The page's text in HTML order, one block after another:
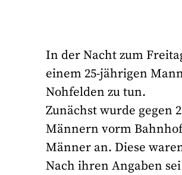
In der Nacht zum
einem 25-jährigen
Nohfelden zu tun.
Zunächst wurde gegen
Männern vorm
Männer an. Diese
Nach ihren Angaben